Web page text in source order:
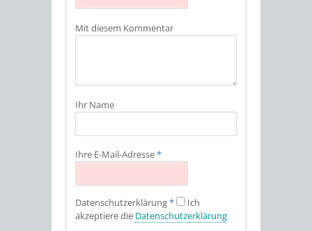
Mit diesem Kommentar
Ihr Name
Ihre E-Mail-Adresse*
Datenschutz­erklärung*
Ich
akzeptiere die Datenschutz­erklärung